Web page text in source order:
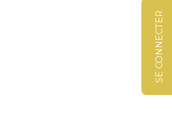
SE CONNECTER